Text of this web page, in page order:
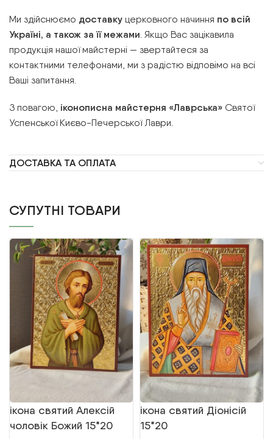
Ми здійснюємо доставку церковного начиння по всій
Україні, а також за її межами. Якщо Вас зацікавила
продукція нашої майстерні — звертайтеся за
контактними телефонами, ми з радістю відповімо на всі
Ваші запитання.
З повагою, іконописна майстерня «Лаврська» Святої
Успенської Києво-Печерської Лаври.
ДОСТАВКА ТА ОПЛАТА
СУПУТНІ ТОВАРИ
ікона святий Алексій
чоловік Божий 15*20
ікона святий Діонісій
15*20